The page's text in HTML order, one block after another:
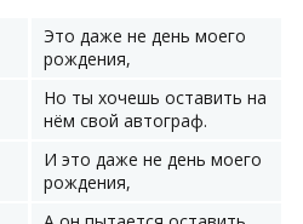
Это даже не день моего
рождения,
Но ты хочешь оставить на
нём свой автограф.
И это даже не день моего
рождения,